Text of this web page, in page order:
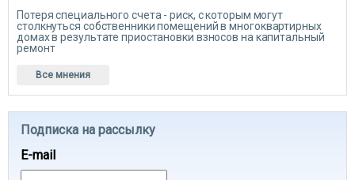
Потеря специального счета - риск, с которым могут
столкнуться собственники помещений в многоквартирных
домах в результате приостановки взносов на капитальный
ремонт
Все мнения
Подписка на рассылку
E-mail